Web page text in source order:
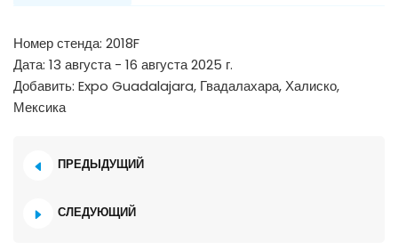
Номер стенда: 2018F
Дата: 13 августа - 16 августа 2025 г.
Добавить: Expo Guadalajara, Гвадалахара, Халиско,
Мексика
ПРЕДЫДУЩИЙ
СЛЕДУЮЩИЙ